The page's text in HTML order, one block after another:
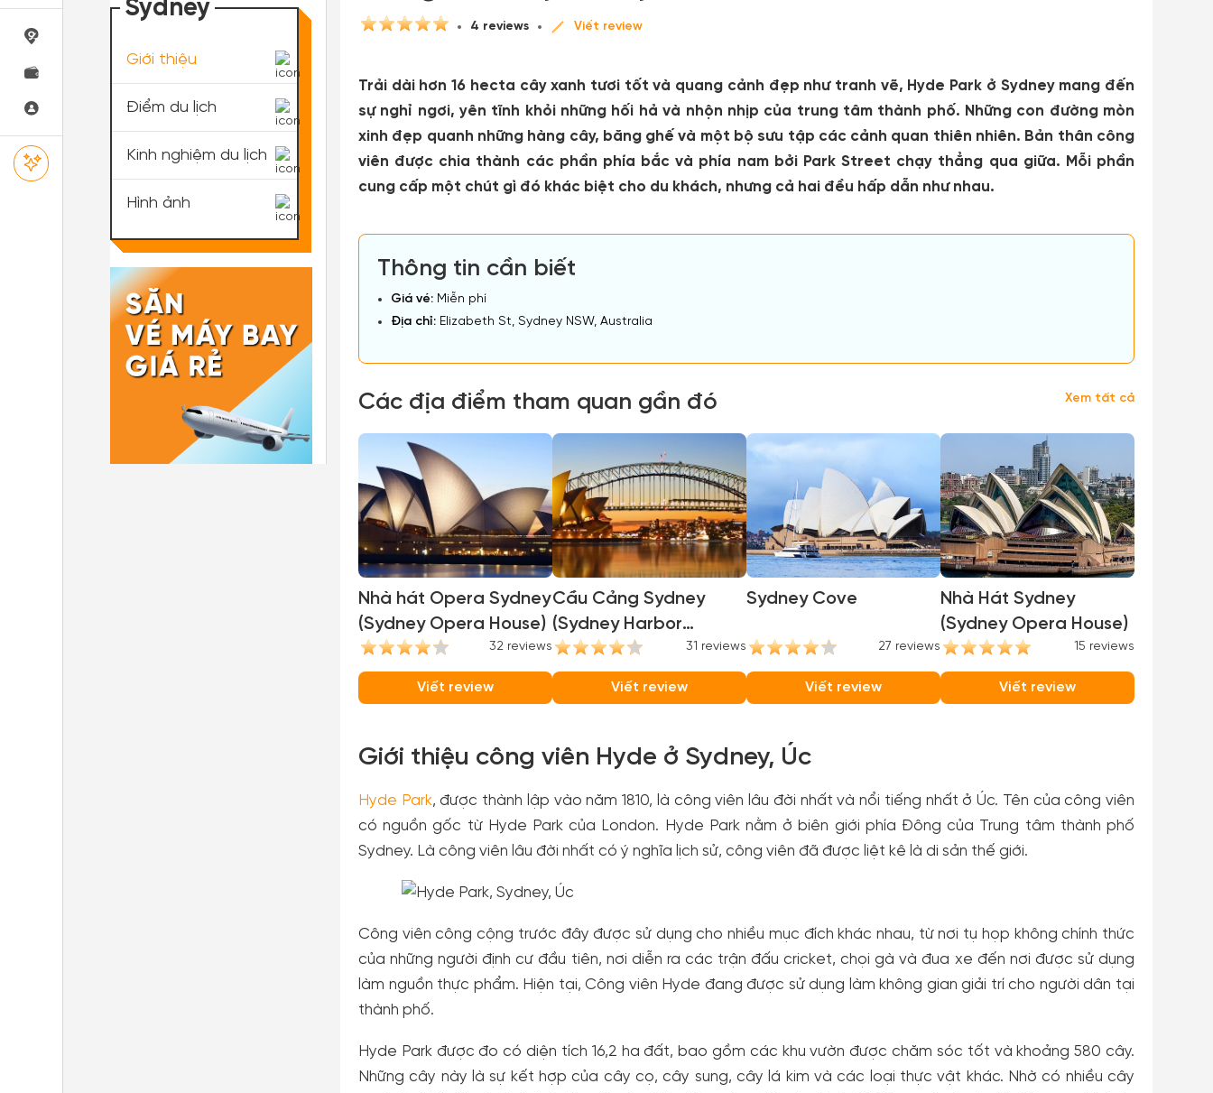
4 reviews Viết review
Trải dài hơn 16 hecta cây xanh tươi tốt và quang cảnh đẹp như tranh vẽ, Hyde Park ở Sydney mang đến
sự nghỉ ngơi, yên tĩnh khỏi những hối hả và nhộn nhịp của trung tâm thành phố. Những con đường mòn
xinh đẹp quanh những hàng cây, băng ghế và một bộ sưu tập các cảnh quan thiên nhiên. Bản thân công
viên được chia thành các phần phía bắc và phía nam bởi Park Street chạy thẳng qua giữa. Mỗi phần
cung cấp một chút gì đó khác biệt cho du khách, nhưng cả hai đều hấp dẫn như nhau.
Thông tin cần biết
Giá vé: Miễn phí
Địa chỉ: Elizabeth St, Sydney NSW, Australia
Các địa điểm tham quan gần đó Xem tất cả
Nhà hát Opera Sydney
(Sydney Opera House)
32 reviews
Viết review
Cầu Cảng Sydney
(Sydney Harbor
Bridge)
31 reviews
Viết review
Sydney Cove
27 reviews
Viết review
Nhà Hát Sydney
(Sydney Opera House)
15 reviews
Viết review
Giới thiệu công viên Hyde ở Sydney, Úc
Hyde Park, được thành lập vào năm 1810, là công viên lâu đời nhất và nổi tiếng nhất ở Úc. Tên của công viên
có nguồn gốc từ Hyde Park của London. Hyde Park nằm ở biên giới phía Đông của Trung tâm thành phố
Sydney. Là công viên lâu đời nhất có ý nghĩa lịch sử, công viên đã được liệt kê là di sản thế giới.
Công viên công cộng trước đây được sử dụng cho nhiều mục đích khác nhau, từ nơi tụ họp không chính thức
của những người định cư đầu tiên, nơi diễn ra các trận đấu cricket, chọi gà và đua xe đến nơi được sử dụng
làm nguồn thực phẩm. Hiện tại, Công viên Hyde đang được sử dụng làm không gian giải trí cho người dân tại
thành phố.
Hyde Park được đo có diện tích 16,2 ha đất, bao gồm các khu vườn được chăm sóc tốt và khoảng 580 cây.
Những cây này là sự kết hợp của cây cọ, cây sung, cây lá kim và các loại thực vật khác. Nhờ có nhiều cây
Sydney
Giới thiệu
Điểm du lịch
Kinh nghiệm du lịch
Hình ảnh